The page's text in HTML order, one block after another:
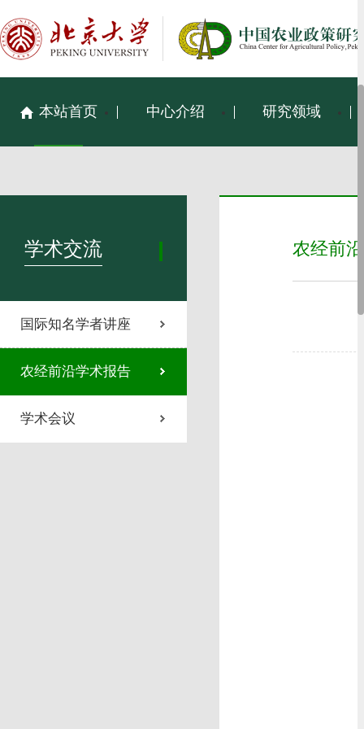
本站首页 中心介绍 研究领域
学术交流
国际知名学者讲座
农经前沿学术报告
学术会议
农经前